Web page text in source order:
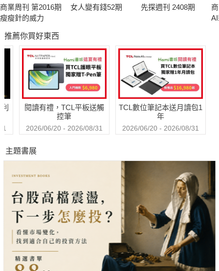
商業周刊 第2016期
瘦瘦針的威力
女人變有錢52期 先探週刊 2408期
推薦你買好東西
閱讀有禮，TCL平板送觸
控筆
2026/06/20 - 2026/08/31
TCL數位筆記本送月讀包1
年
2026/06/20 - 2026/08/31
主題書展